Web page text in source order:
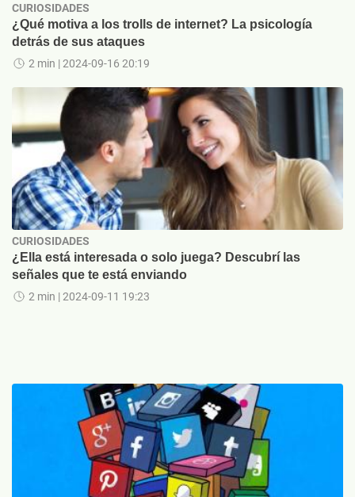
CURIOSIDADES
¿Qué motiva a los trolls de internet? La psicología
detrás de sus ataques
2 min | 2024-09-16 20:19
CURIOSIDADES
¿Ella está interesada o solo juega? Descubrí las
señales que te está enviando
2 min | 2024-09-11 19:23